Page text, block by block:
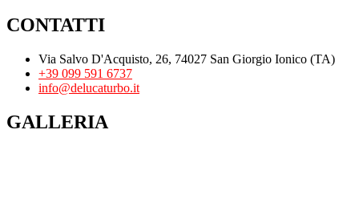
CONTATTI
Via Salvo D'Acquisto, 26, 74027 San Giorgio Ionico (TA)
+39 099 591 6737
info@delucaturbo.it
GALLERIA